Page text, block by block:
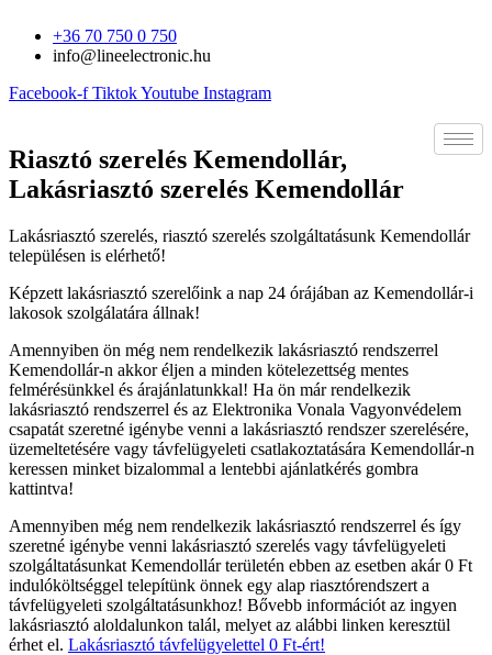
tartalomhoz
+36 70 750 0 750
info@lineelectronic.hu
Facebook-f TiktokYoutube Instagram
Riasztó szerelés Kemendollár,
Lakásriasztó szerelés Kemendollár
Lakásriasztó szerelés, riasztó szerelés szolgáltatásunk Kemendollár
településen is elérhető!
Képzett lakásriasztó szerelőink a nap 24 órájában az Kemendollár-i
lakosok szolgálatára állnak!
Amennyiben ön még nem rendelkezik lakásriasztó rendszerrel
Kemendollár-n akkor éljen a minden kötelezettség mentes
felmérésünkkel és árajánlatunkkal! Ha ön már rendelkezik
lakásriasztó rendszerrel és az Elektronika Vonala Vagyonvédelem
csapatát szeretné igénybe venni a lakásriasztó rendszer szerelésére,
üzemeltetésére vagy távfelügyeleti csatlakoztatására Kemendollár-n
keressen minket bizalommal a lentebbi ajánlatkérés gombra
kattintva!
Amennyiben még nem rendelkezik lakásriasztó rendszerrel és így
szeretné igénybe venni lakásriasztó szerelés vagy távfelügyeleti
szolgáltatásunkat Kemendollár területén ebben az esetben akár 0 Ft
indulóköltséggel telepítünk önnek egy alap riasztórendszert a
távfelügyeleti szolgáltatásunkhoz! Bővebb információt az ingyen
lakásriasztó aloldalunkon talál, melyet az alábbi linken keresztül
érhet el. Lakásriasztó távfelügyelettel 0 Ft-ért!